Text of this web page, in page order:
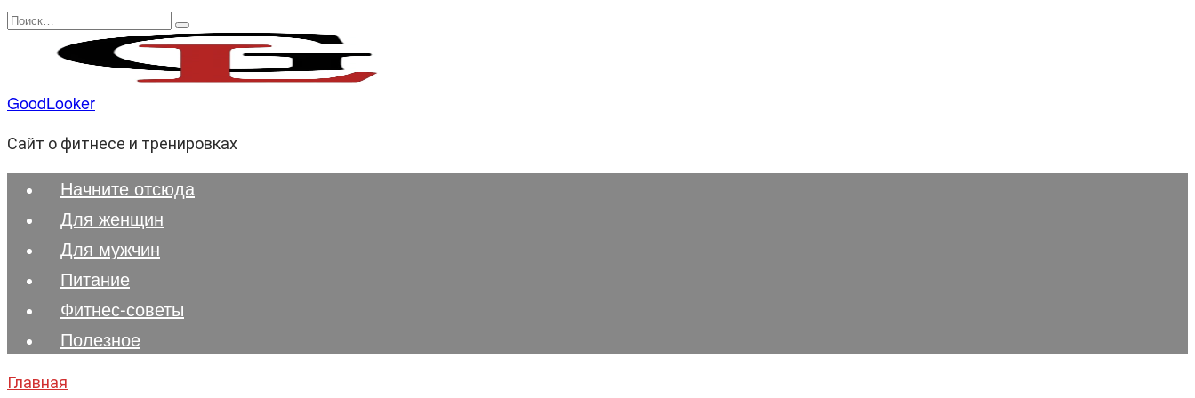
Перейти
содержанию
Search
GoodLooker
Сайт о фитнесе и тренировках
Начните отсюда
Для женщин
Для мужчин
Питание
Фитнес-советы
Полезноe
Главная